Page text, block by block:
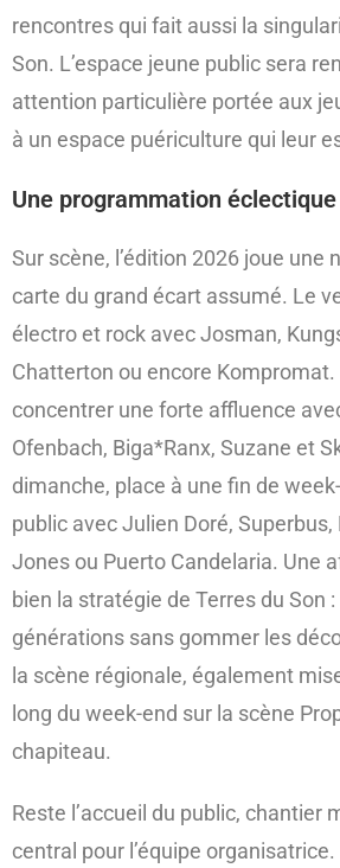
rencontres qui fait aussi la
Son. L’espace jeune public sera
attention particulière portée aux
à un espace puériculture qui leur
Une programmation éclectique
Sur scène, l’édition 2026 joue une
carte du grand écart assumé. Le
électro et rock avec Josman,
Chatterton ou encore
concentrer une forte affluence
Ofenbach, Biga*Ranx, Suzane et
dimanche, place à une fin de
public avec Julien Doré,
Jones ou Puerto Candelaria. Une
bien la stratégie de Terres du Son
générations sans gommer les
la scène régionale, également
long du week-end sur la scène
chapiteau.
Reste l’accueil du public, chantier
central pour l’équipe